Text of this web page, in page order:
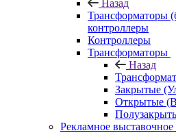
Назад
Трансформаторы
контроллеры
Контроллеры
Трансформаторы
Назад
Закрытые
Открытые
Рекламное выставочное